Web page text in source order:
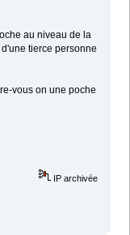
au niveau de la
tierce personne
vous on une poche
IP archivée